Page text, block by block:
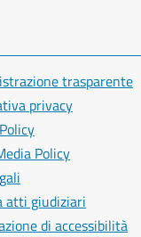
trasparente
privacy
Policy
atti giudiziari
di accessibilità